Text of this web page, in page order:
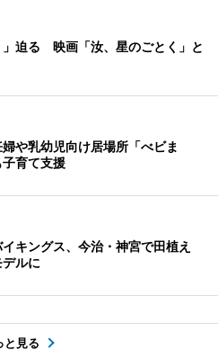
」迫る 映画「汝、星のごとく」と
や乳幼児向け居場所「べビま
育て支援
キングス、今治・神宮で田植え
ルに
と見る